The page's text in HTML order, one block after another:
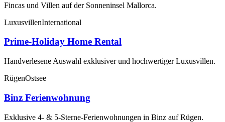
Fincas und Villen auf der Sonneninsel Mallorca.
LuxusvillenInternational
Prime-Holiday Home Rental
Handverlesene Auswahl exklusiver und hochwertiger Luxusvillen.
RügenOstsee
Binz Ferienwohnung
Exklusive 4- & 5-Sterne-Ferienwohnungen in Binz auf Rügen.